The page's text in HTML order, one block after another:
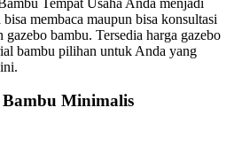
membaca maupun bisa konsultasi
gazebo bambu. Tersedia harga gazebo
bambu pilihan untuk Anda yang
Bambu Minimalis